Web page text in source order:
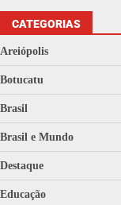
CATEGORIAS
Areiópolis
Botucatu
Brasil
Brasil e Mundo
Destaque
Educação